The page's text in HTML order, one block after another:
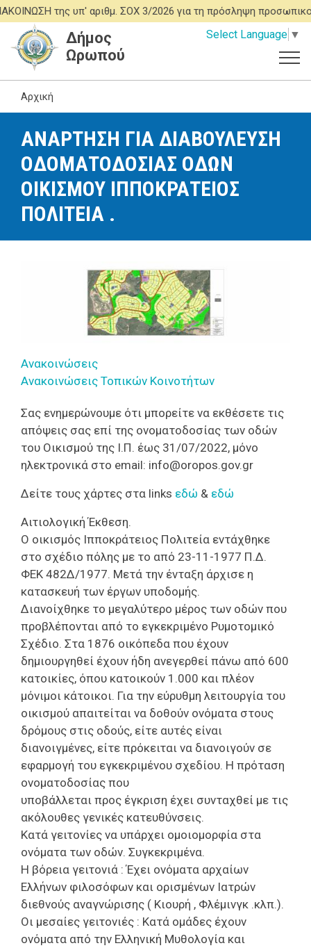
Παράκαμψη
προς
περιεχόμενο
της υπ' αριθμ. ΣΟΧ 3/2026 για τη πρόσληψη προσωπικού
Select Language ▼
Δήμος
Ωρωπού
Αρχική
ΑΝΑΡΤΗΣΗ ΓΙΑ ΔΙΑΒΟΥΛΕΥΣΗ
ΟΔΟΜΑΤΟΔΟΣΙΑΣ ΟΔΩΝ
ΟΙΚΙΣΜΟΥ ΙΠΠΟΚΡΑΤΕΙΟΣ
ΠΟΛΙΤΕΙΑ .
Ανακοινώσεις
Ανακοινώσεις Τοπικών Κοινοτήτων
Σας ενημερώνουμε ότι μπορείτε να εκθέσετε τις
απόψεις σας επί της ονοματοδοσίας των οδών
του Οικισμού της Ι.Π. έως 31/07/2022, μόνο
ηλεκτρονικά στο email: info@oropos.gov.gr
Δείτε τους χάρτες στα links εδώ & εδώ
Αιτιολογική Έκθεση.
Ο οικισμός Ιπποκράτειος Πολιτεία εντάχθηκε
στο σχέδιο πόλης με το από 23-11-1977 Π.Δ.
ΦΕΚ 482Δ/1977. Μετά την ένταξη άρχισε η
κατασκευή των έργων υποδομής.
Διανοίχθηκε το μεγαλύτερο μέρος των οδών που
προβλέπονται από το εγκεκριμένο Ρυμοτομικό
Σχέδιο. Στα 1876 οικόπεδα που έχουν
δημιουργηθεί έχουν ήδη ανεγερθεί πάνω από 600
κατοικίες, όπου κατοικούν 1.000 και πλέον
μόνιμοι κάτοικοι. Για την εύρυθμη λειτουργία του
οικισμού απαιτείται να δοθούν ονόματα στους
δρόμους στις οδούς, είτε αυτές είναι
διανοιγμένες, είτε πρόκειται να διανοιγούν σε
εφαρμογή του εγκεκριμένου σχεδίου. Η πρόταση
ονοματοδοσίας που
υποβάλλεται προς έγκριση έχει συνταχθεί με τις
ακόλουθες γενικές κατευθύνσεις.
Κατά γειτονίες να υπάρχει ομοιομορφία στα
ονόματα των οδών. Συγκεκριμένα.
Η βόρεια γειτονιά : Έχει ονόματα αρχαίων
Ελλήνων φιλοσόφων και ορισμένων Ιατρών
διεθνούς αναγνώρισης ( Κιουρή , Φλέμινγκ .κλπ.).
Οι μεσαίες γειτονιές : Κατά ομάδες έχουν
ονόματα από την Ελληνική Μυθολογία και